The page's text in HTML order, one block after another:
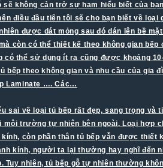
không cản trở sự ham hiểu biết của
điều đầu tiên tôi sẽ cho bạn biết về loại
được dát mỏng sau đó dán lên bề
còn có thể thiết kế theo không gian
thể sử dụng ít ra cũng được khoảng
bếp theo không gian và nhu cầu của gia
Laminate …. Các…
sai về loại tủ bếp rất đẹp, sang trọng và
trường tự nhiên bên ngoài. Loại
còn phần thân tủ bếp vẫn được thiết
kính, người ta lại thường hay nghĩ đến
nhiên, tủ bếp gỗ tự nhiên thường